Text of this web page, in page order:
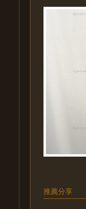
推薦分享